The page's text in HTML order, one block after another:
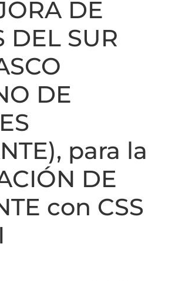
DE
DEL SUR
DE
para la
DE
con CSS